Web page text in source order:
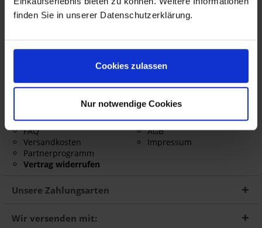
finden Sie in unserer Datenschutzerklärung.
Cookies zulassen
Nur notwendige Cookies
AC Schnitzer PKW Tuning
BMW PKW
Größentabelle
Kontakt
FAQ
Versandkosten
Partnerprogramm
Vertrag widerrufen
Informationen
Über uns
Widerrufsrecht
Barrierefreiheitserklärung
Datenschutz
AGB
Impressum
Unsere Zahlungsarten
Wir versenden mit: